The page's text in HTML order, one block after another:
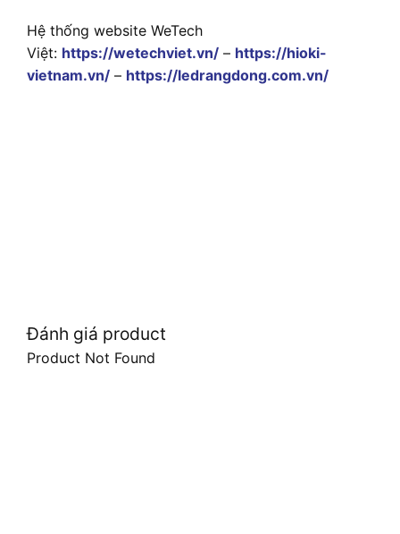
Hệ thống website WeTech
Việt: https://wetechviet.vn/ – https://hioki-
vietnam.vn/ – https://ledrangdong.com.vn/
Đánh giá product
Product Not Found